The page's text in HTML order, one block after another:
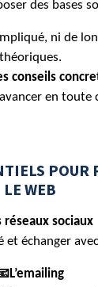
des bases
ni de
théoriques.
conseils
en toute
POUR
LE WEB
réseaux sociaux
et échanger